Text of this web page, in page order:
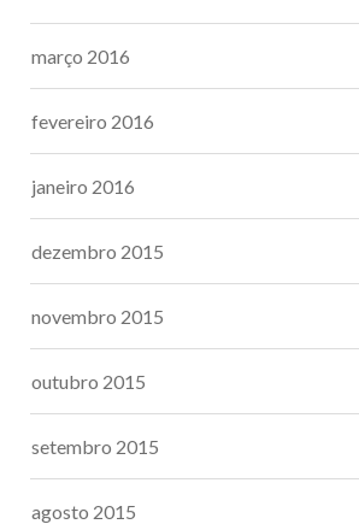
março 2016
fevereiro 2016
janeiro 2016
dezembro 2015
novembro 2015
outubro 2015
setembro 2015
agosto 2015